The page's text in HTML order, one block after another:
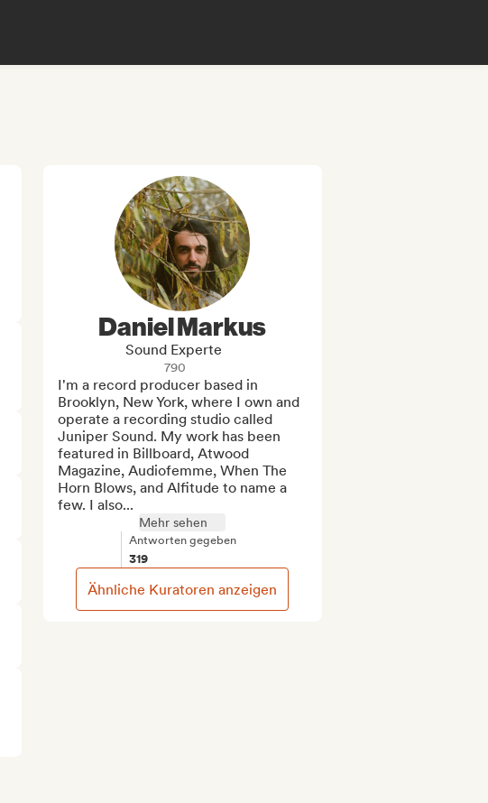
Daniel Markus
Sound Experte
790
I'm a record producer based in
Brooklyn, New York, where I own and
operate a recording studio called
Juniper Sound. My work has been
featured in Billboard, Atwood
Magazine, Audiofemme, When The
Horn Blows, and Alfitude to name a
few. I also...
Mehr sehen
Antworten gegeben
319
Ähnliche Kuratoren anzeigen